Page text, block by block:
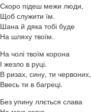
Скоро підеш межи люди,
Щоб служити їм.
Шана й дяка тобі буде
На шляху твоїм.
На чолі твоїм корона
І жезло в руці.
В ризах, сину, ти червоних,
Ввесь ти в багреці.
Без упину ллється слава